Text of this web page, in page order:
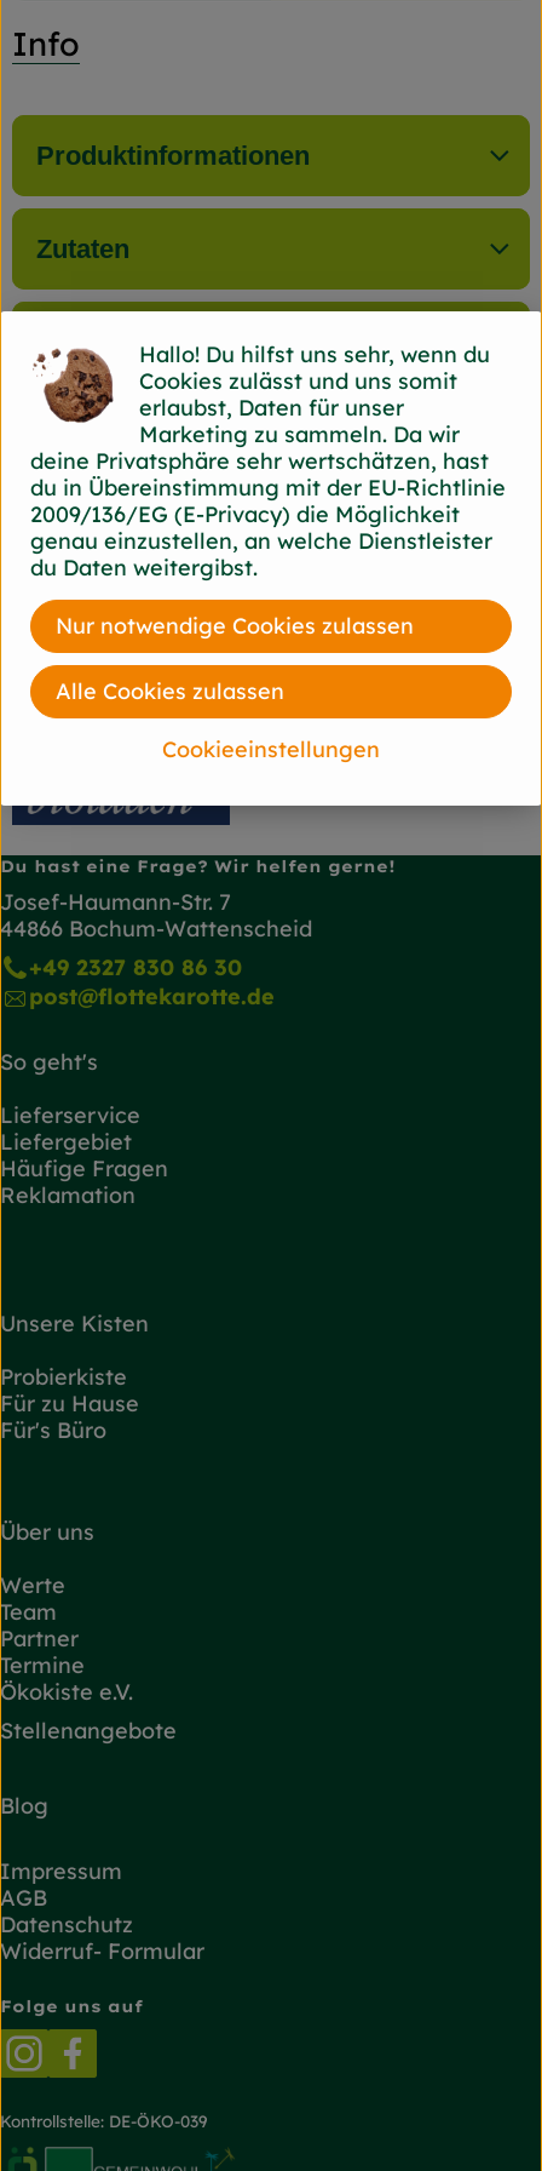
Info
Produktinformationen
Zutaten
Nährwert-Info
Produktdatenblatt
Herkunft
Hersteller: bioladen
diverse
bioladen
Du hast eine Frage? Wir helfen gerne!
Josef-Haumann-Str. 7
44866 Bochum-Wattenscheid
+49 2327 830 86 30
post@flottekarotte.de
So geht's
Lieferservice
Liefergebiet
Häufige Fragen
Reklamation
Unsere Kisten
Probierkiste
Für zu Hause
Für's Büro
Über uns
Werte
Team
Partner
Termine
Ökokiste e.V.
Stellenangebote
Blog
Impressum
AGB
Datenschutz
Widerruf- Formular
Folge uns auf
Externer Link zu https://
Kontrollstelle: DE-ÖKO-039
Externer Link zu https://www.oekokiste.de/
Externer Link zu https://www.bioland.de/
Hallo! Du hilfst uns sehr, wenn du
Cookies zulässt und uns somit
erlaubst, Daten für unser
Marketing zu sammeln. Da wir
deine Privatsphäre sehr wertschätzen, hast
du in Übereinstimmung mit der EU-Richtlinie
2009/136/EG (E-Privacy) die Möglichkeit
genau einzustellen, an welche Dienstleister
du Daten weitergibst.
Cookieeinstellungen
Nur notwendige Cookies zulassen
Alle Cookies zulassen